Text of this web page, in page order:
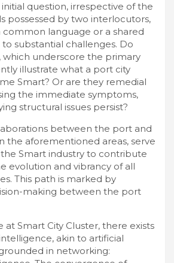
question, irrespective of the
possessed by two interlocutors,
language or a shared
substantial challenges. Do
which underscore the primary
illustrate what a port city
Smart? Or are they remedial
the immediate symptoms,
structural issues persist?
between the port and
the aforementioned areas, serve
Smart industry to contribute
evolution and vibrancy of all
This path is marked by
making between the port
at Smart City Cluster, there exists
akin to artificial
in networking: